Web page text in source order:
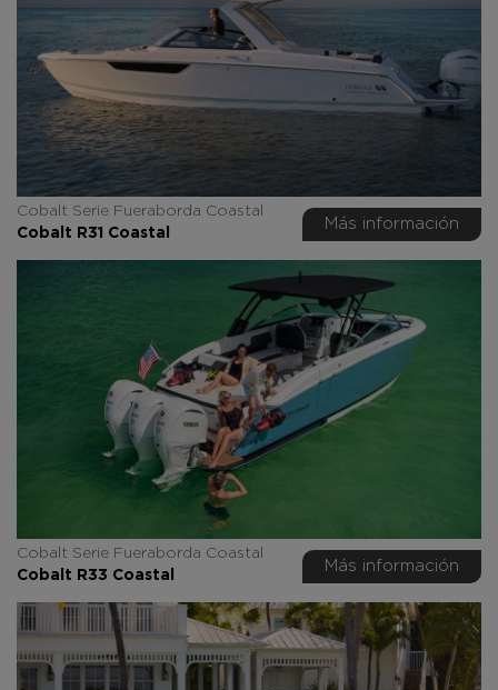
Cobalt Serie Fueraborda Coastal
Cobalt R31 Coastal
Más información
Cobalt Serie Fueraborda Coastal
Cobalt R33 Coastal
Más información